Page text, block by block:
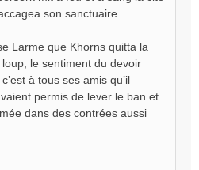
son sanctuaire.
Larme que Khorns quitta la
le sentiment du devoir
à tous ses amis qu’il
permis de lever le ban et
dans des contrées aussi